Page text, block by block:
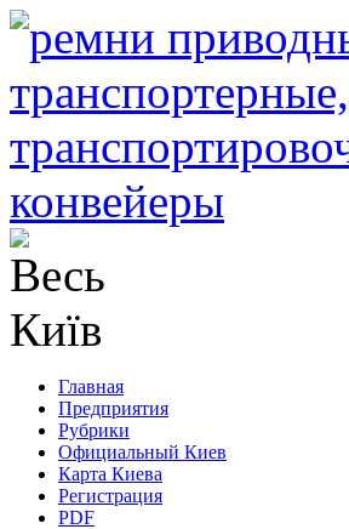
Главная
Предприятия
Рубрики
Официальный Киев
Карта Киева
Регистрация
PDF